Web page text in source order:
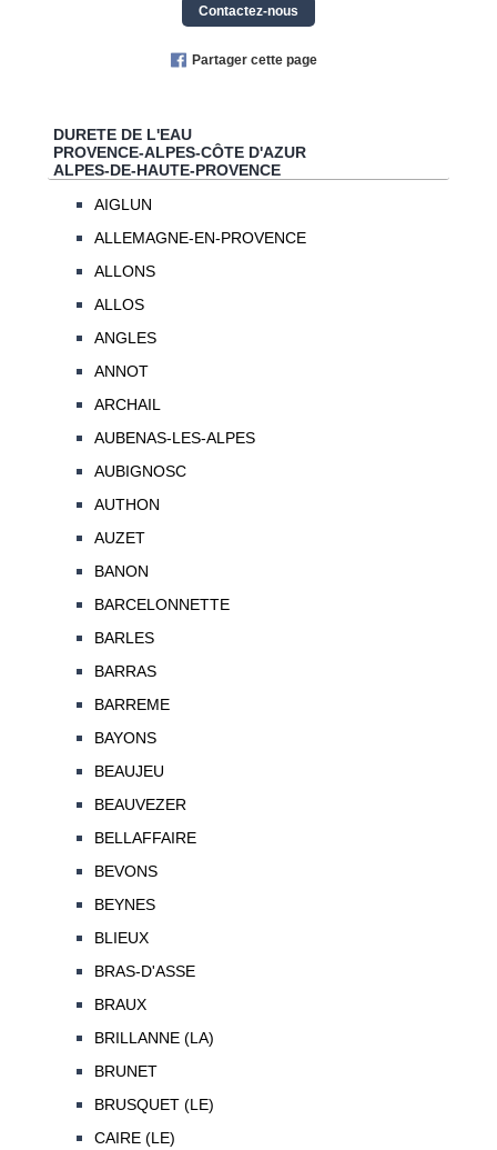
Contactez-nous
Partager cette page
DURETE DE L'EAU
PROVENCE-ALPES-CÔTE D'AZUR
ALPES-DE-HAUTE-PROVENCE
AIGLUN
ALLEMAGNE-EN-PROVENCE
ALLONS
ALLOS
ANGLES
ANNOT
ARCHAIL
AUBENAS-LES-ALPES
AUBIGNOSC
AUTHON
AUZET
BANON
BARCELONNETTE
BARLES
BARRAS
BARREME
BAYONS
BEAUJEU
BEAUVEZER
BELLAFFAIRE
BEVONS
BEYNES
BLIEUX
BRAS-D'ASSE
BRAUX
BRILLANNE (LA)
BRUNET
BRUSQUET (LE)
CAIRE (LE)